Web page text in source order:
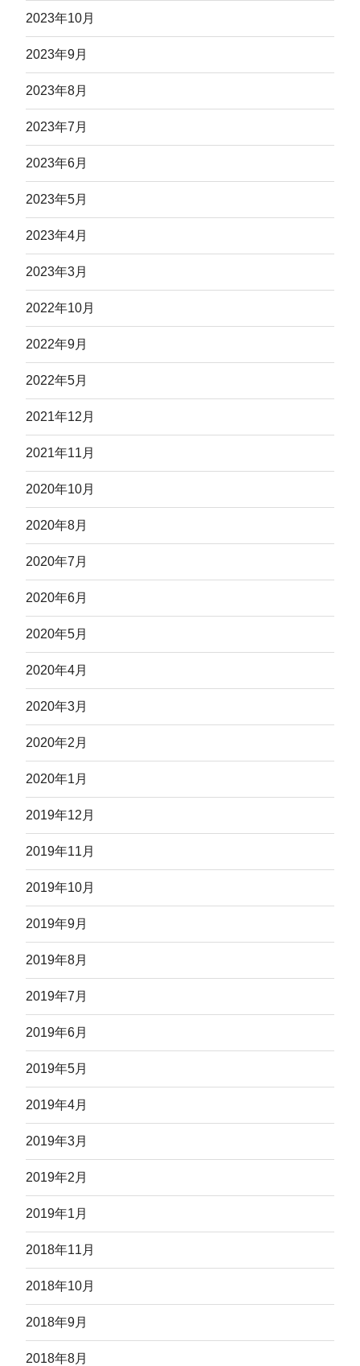
2023年10月
2023年9月
2023年8月
2023年7月
2023年6月
2023年5月
2023年4月
2023年3月
2022年10月
2022年9月
2022年5月
2021年12月
2021年11月
2020年10月
2020年8月
2020年7月
2020年6月
2020年5月
2020年4月
2020年3月
2020年2月
2020年1月
2019年12月
2019年11月
2019年10月
2019年9月
2019年8月
2019年7月
2019年6月
2019年5月
2019年4月
2019年3月
2019年2月
2019年1月
2018年11月
2018年10月
2018年9月
2018年8月